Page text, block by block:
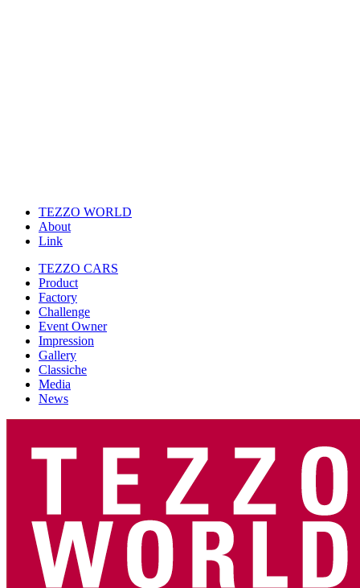
TEZZO WORLD
About
Link
TEZZO CARS
Product
Factory
Challenge
Event Owner
Impression
Gallery
Classiche
Media
News